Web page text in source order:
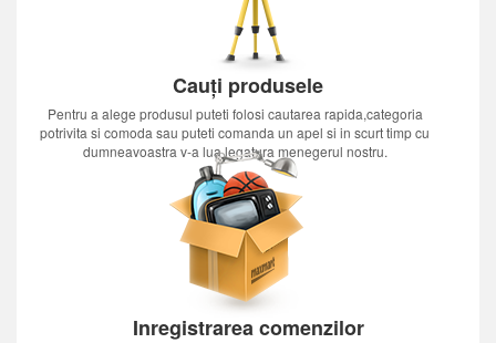
Cauți produsele
Pentru a alege produsul puteti folosi cautarea rapida,categoria
potrivita si comoda sau puteti comanda un apel si in scurt timp cu
dumneavoastra v-a lua legatura menegerul nostru.
Inregistrarea comenzilor